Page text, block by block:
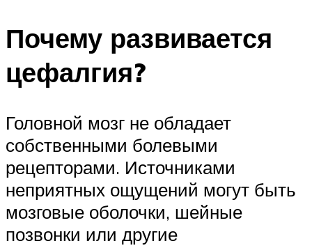
Почему развивается
цефалгия?
Головной мозг не обладает
собственными болевыми
рецепторами. Источниками
неприятных ощущений могут быть
мозговые оболочки, шейные
позвонки или другие